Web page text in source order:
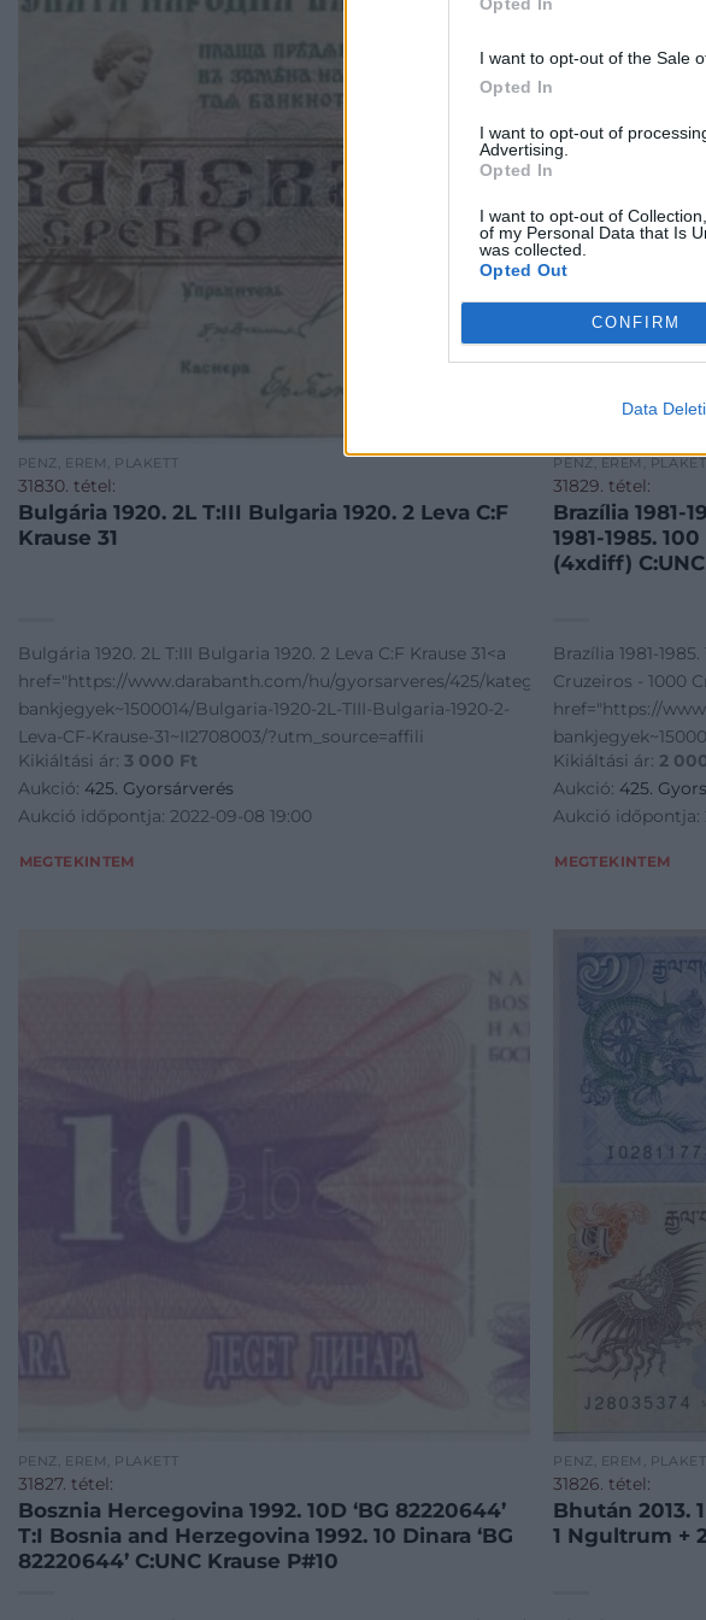
I want to opt-out of the Sale
Opted In
I want to opt-out of
Advertising.
Opted In
I want to opt-out of
of my Personal Data that Is
was collected.
Opted Out
CONFIRM
Data
PÉNZ, ÉREM, PLAKETT
31830. tétel:
Bulgária 1920. 2L T:III Bulgaria 1920. 2 Leva C:F
Krause 31
Bulgária 1920. 2L T:III Bulgaria 1920. 2 Leva C:F Krause 31<a
href="https://www.darabanth.com/hu/gyorsarveres/425/kategoriak~Numizmatika/
bankjegyek~1500014/Bulgaria-1920-2L-TIII-Bulgaria-1920-2-
Leva-CF-Krause-31~II2708003/?utm_source=affili
Kikiáltási ár: 3 000 Ft
Aukció: 425. Gyorsárverés
Aukció időpontja: 2022-09-08 19:00
MEGTEKINTEM
PÉNZ, ÉREM,
31829. tétel:
Brazília 1981-
1981-1985.
(4xdiff)
Brazília 1981-
Cruzeiros - 1000
href="https://
Kikiáltási ár: 2
Aukció: 425.
Aukció időpontja:
MEGTEKINTEM
PÉNZ, ÉREM, PLAKETT
31827. tétel:
Bosznia Hercegovina 1992. 10D ‘BG 82220644’
T:I Bosnia and Herzegovina 1992. 10 Dinara ‘BG
82220644’ C:UNC Krause P#10
PÉNZ, ÉREM,
31826. tétel:
Bhután 2013.
1 Ngultrum +